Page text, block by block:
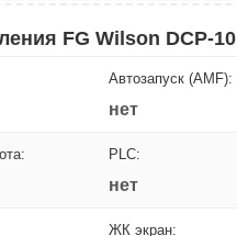
FG Wilson DCP-10
Автозапуск (AMF):
нет
PLC:
нет
ЖК экран: